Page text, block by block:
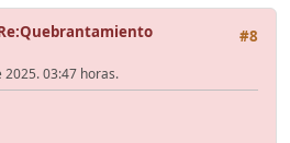
#8
03:47 horas.